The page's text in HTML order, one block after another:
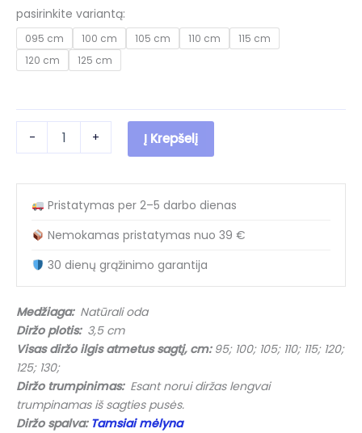
price
was:
24.90 €.
is:
pasirinkite variantą:
095 cm 100 cm 105 cm 110 cm
115 cm
120 cm
125 cm
-
produkto
vyriškas
odinis
diržas
V35018
Dark
Blue
su
raštu
(3,5
cm)
+ Į Krepšelį
Pristatymas per 2–5 darbo dienas
Nemokamas pristatymas nuo 39 €
30 dienų grąžinimo garantija
Medžiaga: Natūrali oda
Diržo plotis:3,5 cm
Visas diržo ilgis atmetus sagtį, cm:95; 100; 105; 110; 115; 120;
125; 130;
Diržo trumpinimas:Esant norui diržas lengvai
trumpinamas iš sagties pusės.
Diržo spalva: Tamsiai mėlyna